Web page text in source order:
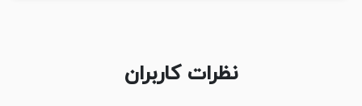
نظرات کاربران